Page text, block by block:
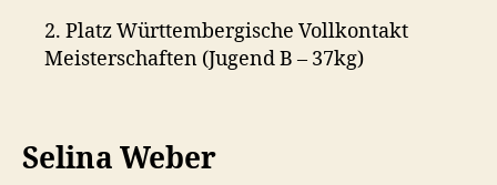
2. Platz Württembergische Vollkontakt
Meisterschaften (Jugend B – 37kg)
Selina Weber